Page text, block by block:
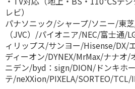
レビ）
パナソニック/シャープ/ソニー/東
（JVC）/パイオニア/NEC/富士通/
ィリップス/サンヨー/Hisense/DX/
ディーオン/DYNEX/MrMax/ナナオ
ニデン/byd：sign/DION/ドンキホー
テ/neXXion/PIXELA/SORTEO/TCL/